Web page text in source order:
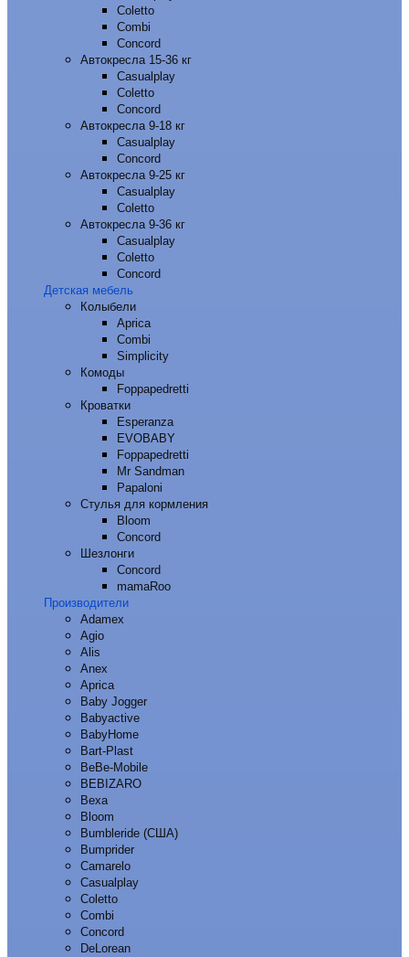
Coletto
Combi
Concord
Автокресла 15-36 кг
Casualplay
Coletto
Concord
Автокресла 9-18 кг
Casualplay
Concord
Автокресла 9-25 кг
Casualplay
Coletto
Автокресла 9-36 кг
Casualplay
Coletto
Concord
Детская мебель
Колыбели
Aprica
Combi
Simplicity
Комоды
Foppapedretti
Кроватки
Esperanza
EVOBABY
Foppapedretti
Mr Sandman
Papaloni
Стулья для кормления
Bloom
Concord
Шезлонги
Concord
mamaRoo
Производители
Adamex
Agio
Alis
Anex
Aprica
Baby Jogger
Babyactive
BabyHome
Bart-Plast
BeBe-Mobile
BEBIZARO
Bexa
Bloom
Bumbleride (США)
Bumprider
Camarelo
Casualplay
Coletto
Combi
Concord
DeLorean